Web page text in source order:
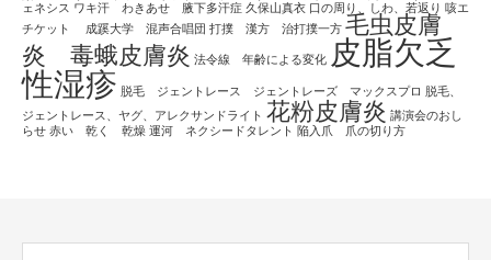
ェネシス ワキ汗 わきあせ 腋下多汗症 久保山真衣 口の周り、しわ、若返り 咳エ
チケット
成蹊大学 混声合唱団 打撲 漢方 治打撲一方 毛虫皮膚
炎 毒蛾皮膚炎 法令線 年齢による変化
皮脂欠乏
性湿疹 脱毛 ジェントレース ジェントレーズ マックスプロ
脱毛、
ジェントレース、ヤグ、アレクサンドライト 花粉皮膚炎 講演会のおし
らせ 赤い 乾く 乾燥 運河 ネクシードタレント 陥入爪 爪の切り方